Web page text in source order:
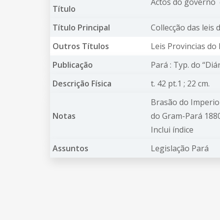
Título
Título Principal
Collecção das leis
Outros Títulos
Leis Provincias do
Publicação
Pará : Typ. do
Descrição Física
t. 42 pt.1 ; 22 cm.
Notas
Brasão do
do Gram-Pará
Inclui índice
Assuntos
Legislação Pará